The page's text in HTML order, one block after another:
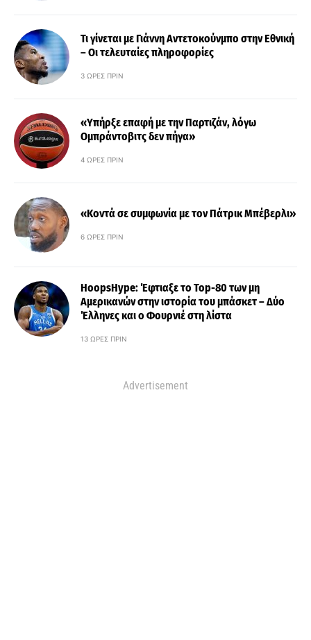
Τι γίνεται με Γιάννη Αντετοκούνμπο στην Εθνική
– Οι τελευταίες πληροφορίες
3 ΏΡΕΣ ΠΡΙΝ
«Υπήρξε επαφή με την Παρτιζάν, λόγω
Ομπράντοβιτς δεν πήγα»
4 ΏΡΕΣ ΠΡΙΝ
«Κοντά σε συμφωνία με τον Πάτρικ Μπέβερλι»
6 ΏΡΕΣ ΠΡΙΝ
HoopsHype: Έφτιαξε το Top-80 των μη
Αμερικανών στην ιστορία του μπάσκετ – Δύο
Έλληνες και ο Φουρνιέ στη λίστα
13 ΏΡΕΣ ΠΡΙΝ
Advertisement